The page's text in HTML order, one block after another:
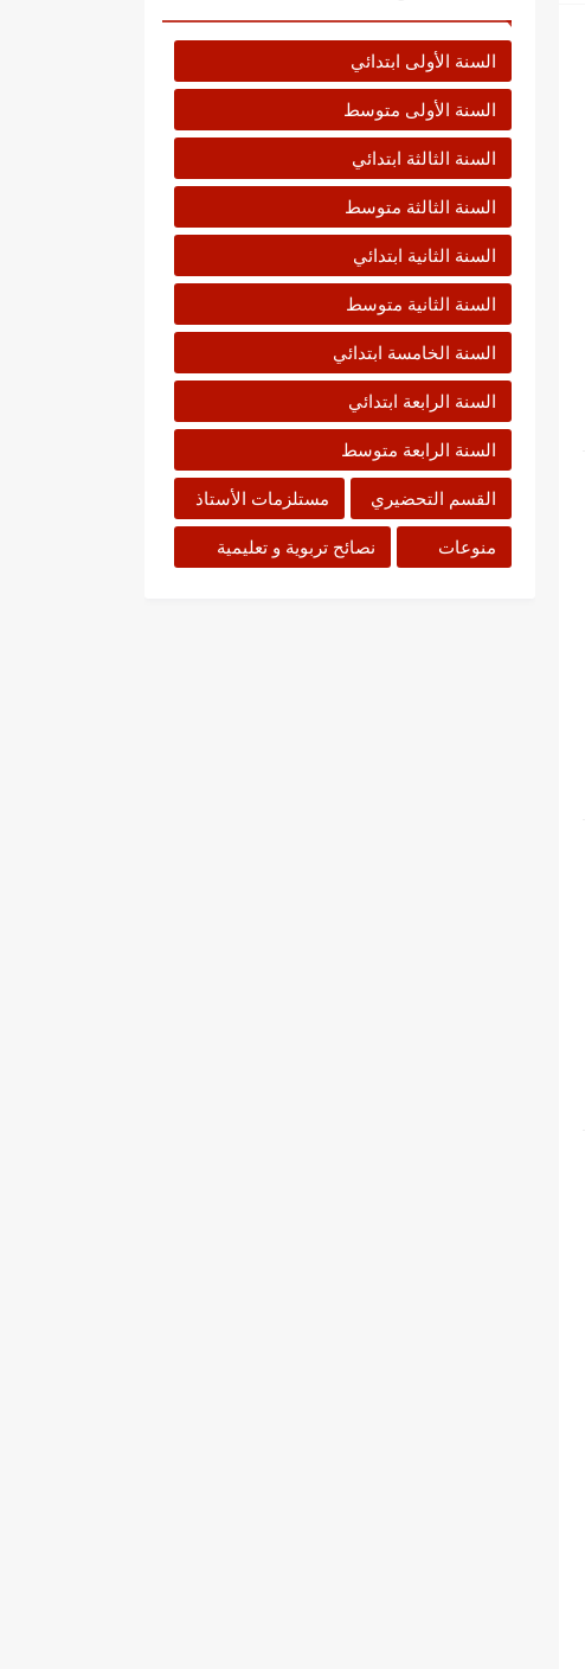
السنة الأولى ابتدائي
السنة الأولى متوسط
السنة الثالثة ابتدائي
السنة الثالثة متوسط
السنة الثانية ابتدائي
السنة الثانية متوسط
السنة الخامسة ابتدائي
السنة الرابعة ابتدائي
السنة الرابعة متوسط
القسم التحضيري مستلزمات الأستاذ
منوعات نصائح تربوية و تعليمية